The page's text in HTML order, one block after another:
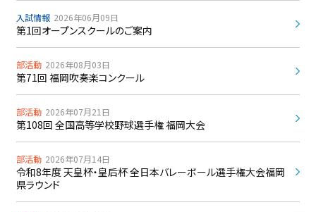
入試情報 2026年06月09日
第1回オープンスクールのご案内
部活動 2026年08月03日
第71回 福岡吹奏楽コンクール
部活動 2026年07月21日
第108回 全国高等学校野球選手権 福岡大会
部活動 2026年07月14日
令和8年度 天皇杯・皇后杯 全日本バレーボール選手権大会福岡
県ラウンド